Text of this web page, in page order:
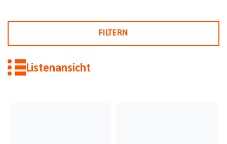
FILTERN
Listenansicht